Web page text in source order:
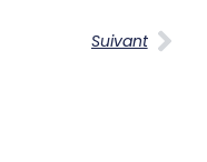
Suivant